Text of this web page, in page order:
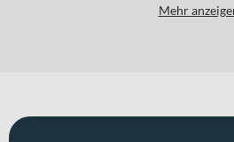
Lange Anstiege, technische Passagen
alpinem Gelände oder auf fordernden
Mehr